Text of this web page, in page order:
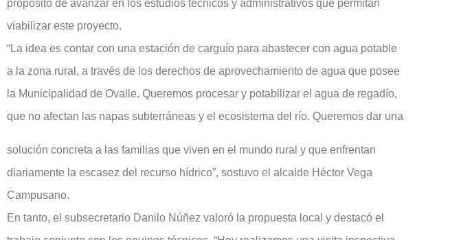
propósito de avanzar en los estudios técnicos y administrativos que permitan
viabilizar este proyecto.
“La idea es contar con una estación de carguío para abastecer con agua potable
a la zona rural, a través de los derechos de aprovechamiento de agua que posee
la Municipalidad de Ovalle. Queremos procesar y potabilizar el agua de regadío,
que no afectan las napas subterráneas y el ecosistema del río. Queremos dar una
solución concreta a las familias que viven en el mundo rural y que enfrentan
diariamente la escasez del recurso hídrico”, sostuvo el alcalde Héctor Vega
Campusano.
En tanto, el subsecretario Danilo Núñez valoró la propuesta local y destacó el